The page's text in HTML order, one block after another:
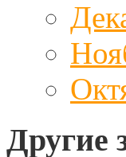
Другие